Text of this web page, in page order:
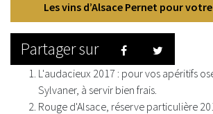
Les vins d’Alsace Pernet pour
Partager sur Facebook
L'audacieux 2017 : pour vos apéritifs
Sylvaner, à servir bien frais.
Rouge d'Alsace, réserve particulière